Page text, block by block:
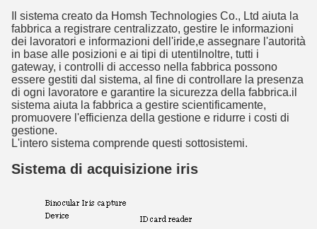
Il sistema creato da Homsh Technologies Co., Ltd aiuta la
fabbrica a registrare centralizzato, gestire le informazioni
dei lavoratori e informazioni dell'iride,e assegnare l'autorità
in base alle posizioni e ai tipi di utentiInoltre, tutti i
gateway, i controlli di accesso nella fabbrica possono
essere gestiti dal sistema, al fine di controllare la presenza
di ogni lavoratore e garantire la sicurezza della fabbrica.il
sistema aiuta la fabbrica a gestire scientificamente,
promuovere l'efficienza della gestione e ridurre i costi di
gestione.
L'intero sistema comprende questi sottosistemi.
Sistema di acquisizione iris